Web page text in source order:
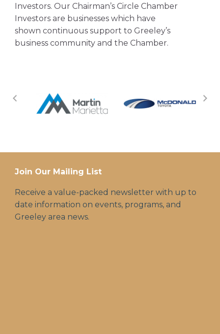
Investors. Our Chairman’s Circle Chamber
Investors are businesses which have
shown continuous support to Greeley’s
business community and the Chamber.
Join Our Mailing List
Receive a value-packed newsletter with up to
date information on events, programs, and
Greeley area news.